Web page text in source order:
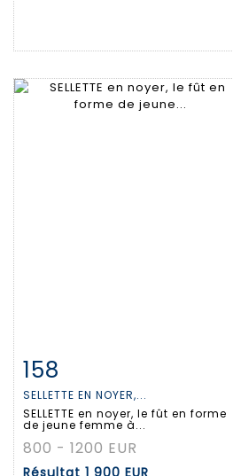
Fiche détaillée
158
SELLETTE EN NOYER,...
SELLETTE en noyer, le fût en forme
de jeune femme à...
800 - 1200 EUR